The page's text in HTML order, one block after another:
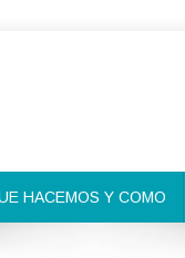
HACEMOS Y COMO